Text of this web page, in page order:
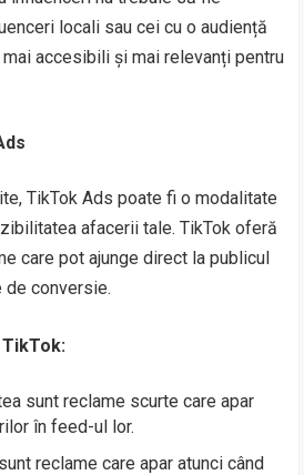
locali sau cei cu o audiență
accesibili și mai relevanți pentru
TikTok Ads poate fi o modalitate
afacerii tale. TikTok oferă
care pot ajunge direct la publicul
de conversie.
sunt reclame scurte care apar
în feed-ul lor.
reclame care apar atunci când